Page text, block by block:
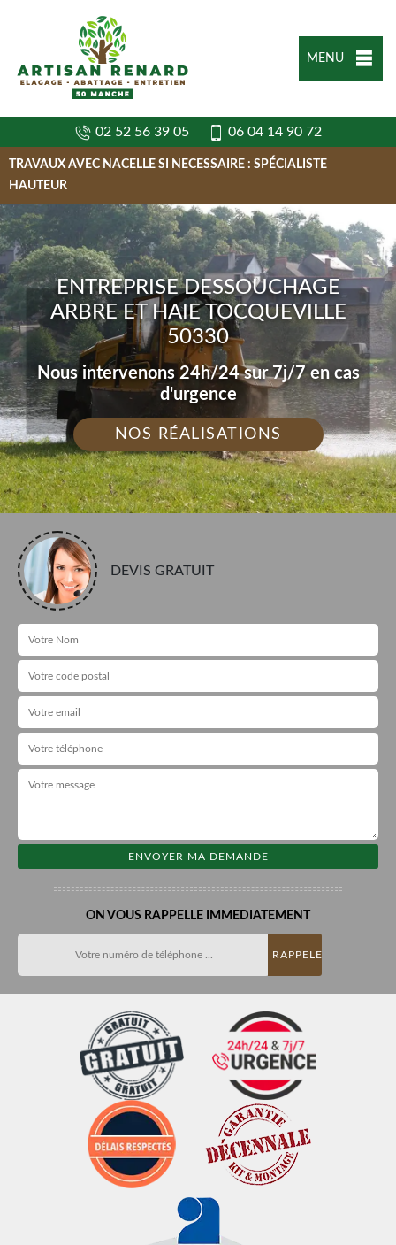
MENU
02 52 56 39 05 06 04 14 90 72
TRAVAUX AVEC NACELLE SI NECESSAIRE : SPÉCIALISTE
HAUTEUR
ENTREPRISE DESSOUCHAGE
ARBRE ET HAIE TOCQUEVILLE
50330
Nous intervenons 24h/24 sur 7j/7 en cas
d'urgence
NOS RÉALISATIONS
DEVIS GRATUIT
ON VOUS RAPPELLE IMMEDIATEMENT